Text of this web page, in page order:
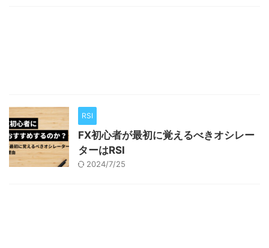
RSI
FX初心者が最初に覚えるべきオシレー
ターはRSI
2024/7/25